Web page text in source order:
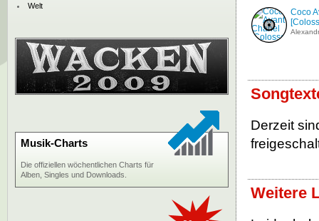
Coco
Derzeit
Weitere
Welt
Musik-Charts
Die offiziellen wöchentlichen Charts für
Alben, Singles und Downloads.